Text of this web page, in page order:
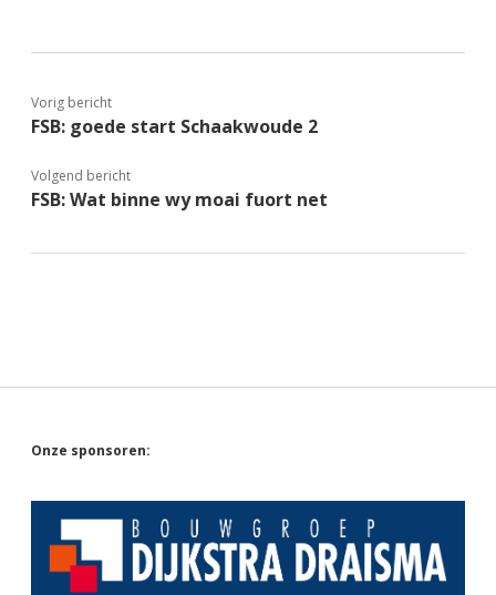
Vorig bericht
FSB: goede start Schaakwoude 2
Volgend bericht
FSB: Wat binne wy moai fuort net
Sidebar
Onze sponsoren: